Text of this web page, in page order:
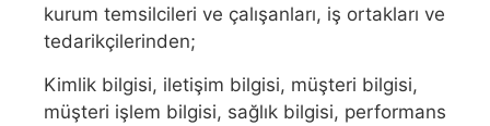
kurum temsilcileri ve çalışanları, iş ortakları ve
tedarikçilerinden;
Kimlik bilgisi, iletişim bilgisi, müşteri bilgisi,
müşteri işlem bilgisi, sağlık bilgisi, performans